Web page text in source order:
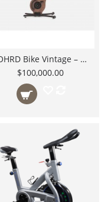
NOHRD Bike Vintage – Bicicleta Indoor de Madera y Acero – Distribuidor México
$100,000.00